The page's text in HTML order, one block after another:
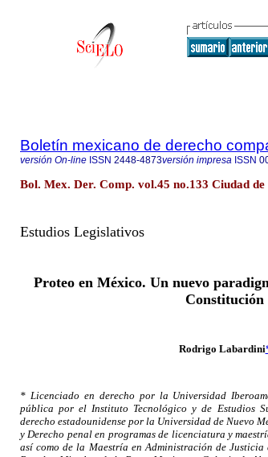
Boletín mexicano de derecho
versión On-line ISSN 2448-4873versión impresa ISSN
Bol. Mex. Der. Comp. vol.45 no.133 Ciudad de
Estudios Legislativos
Proteo en México. Un nuevo
Constitución
Rodrigo Labardini
* Licenciado en derecho por la Universidad
pública por el Instituto Tecnológico y de Estudios
derecho estadounidense por la Universidad de Nuevo
y Derecho penal en programas de licenciatura y
así como de la Maestría en Administración de